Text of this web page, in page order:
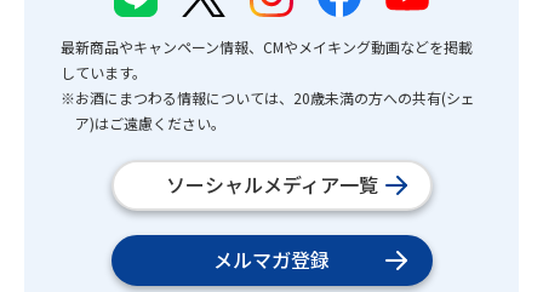
最新商品やキャンペーン情報、CMやメイキング動画などを掲載
しています。
※お酒にまつわる情報については、20歳未満の方への共有(シェ
ア)はご遠慮ください。
ソーシャルメディア一覧
メルマガ登録